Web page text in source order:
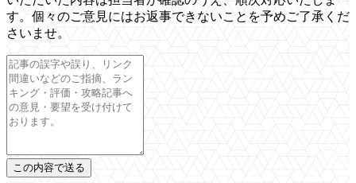
す。個々のご意見にはお返事できないことを予めご了承くだ
さいませ。